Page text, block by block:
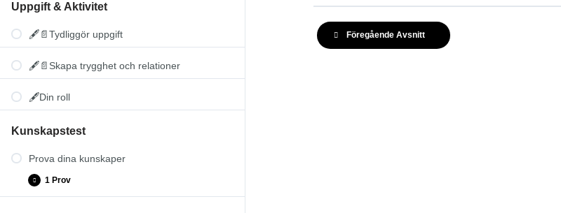
Uppgift & Aktivitet
🖋️📄Tydliggör uppgift
🖋️📄Skapa trygghet och relationer
🖋️Din roll
Kunskapstest
Prova dina kunskaper
1 Prov
Föregående Avsnitt